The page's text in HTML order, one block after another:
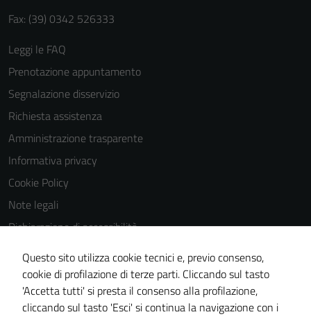
Fax: (39) 0342 526333
Leggi le FAQ
Prenotazione appuntamento
Segnalazione disservizio
Richiesta assistenza
Amministrazione trasparente
Informativa privacy
Cookie Policy
Note legali
Dichiarazione di accessibilità
Dichiarazione di accessibilità Servizi
Whistleblowing
Piano di miglioramento del sito
Area riservata
Questo sito utilizza cookie tecnici e, previo consenso,
cookie di profilazione di terze parti. Cliccando sul tasto
'Accetta tutti' si presta il consenso alla profilazione,
cliccando sul tasto 'Esci' si continua la navigazione con i